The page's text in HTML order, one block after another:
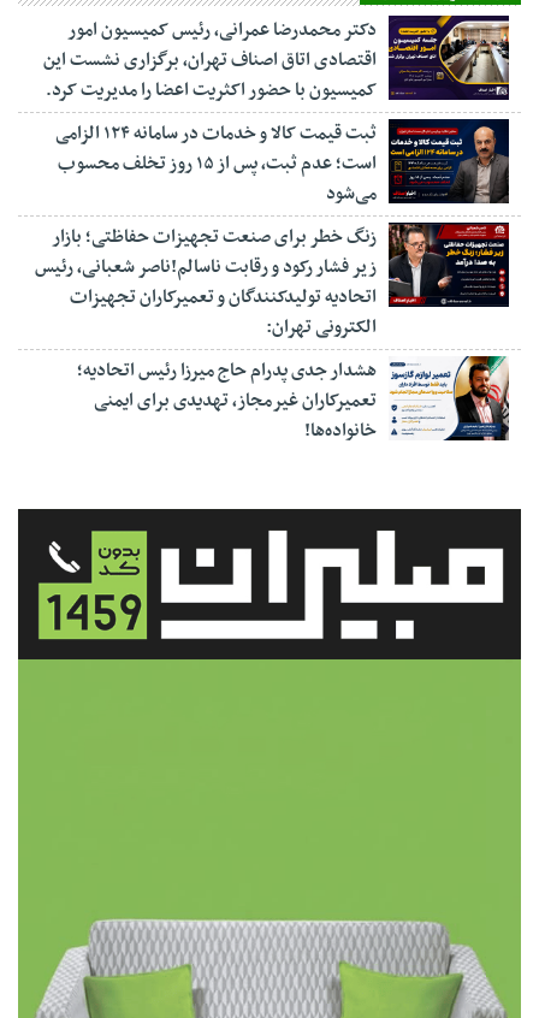
دکتر محمدرضا عمرانی، رئیس کمیسیون امور
اقتصادی اتاق اصناف تهران، برگزاری نشست این
کمیسیون با حضور اکثریت اعضا را مدیریت کرد.
ثبت قیمت کالا و خدمات در سامانه ۱۲۴ الزامی
است؛ عدم ثبت، پس از ۱۵ روز تخلف محسوب
می‌شود
زنگ خطر برای صنعت تجهیزات حفاظتی؛ بازار
زیر فشار رکود و رقابت ناسالم!ناصر شعبانی، رئیس
اتحادیه تولیدکنندگان و تعمیرکاران تجهیزات
الکترونی تهران:
هشدار جدی پدرام حاج میرزا رئیس اتحادیه؛
تعمیرکاران غیرمجاز، تهدیدی برای ایمنی
خانواده‌ها!